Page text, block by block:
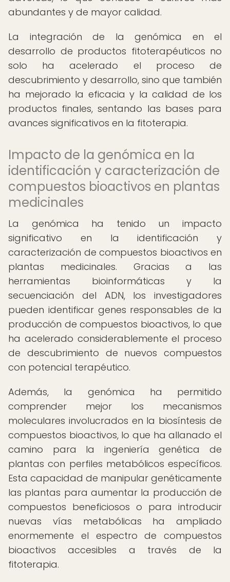
abundantes y de mayor calidad.
La integración de la genómica en el
desarrollo de productos fitoterapéuticos no
solo ha acelerado el proceso de
descubrimiento y desarrollo, sino que también
ha mejorado la eficacia y la calidad de los
productos finales, sentando las bases para
avances significativos en la fitoterapia.
Impacto de la genómica en la
identificación y caracterización de
compuestos bioactivos en plantas
medicinales
La genómica ha tenido un impacto
significativo en la identificación y
caracterización de compuestos bioactivos en
plantas medicinales. Gracias a las
herramientas bioinformáticas y la
secuenciación del ADN, los investigadores
pueden identificar genes responsables de la
producción de compuestos bioactivos, lo que
ha acelerado considerablemente el proceso
de descubrimiento de nuevos compuestos
con potencial terapéutico.
Además, la genómica ha permitido
comprender mejor los mecanismos
moleculares involucrados en la biosíntesis de
compuestos bioactivos, lo que ha allanado el
camino para la ingeniería genética de
plantas con perfiles metabólicos específicos.
Esta capacidad de manipular genéticamente
las plantas para aumentar la producción de
compuestos beneficiosos o para introducir
nuevas vías metabólicas ha ampliado
enormemente el espectro de compuestos
bioactivos accesibles a través de la
fitoterapia.